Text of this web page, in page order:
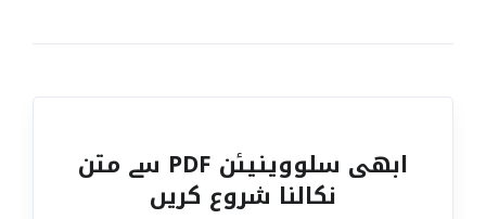
ابھی سلووینیئن PDF سے متن
نکالنا شروع کریں